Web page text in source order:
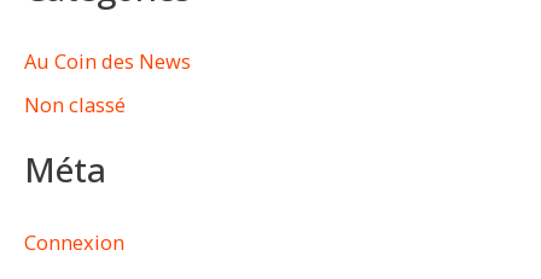
Au Coin des News
Non classé
Méta
Connexion